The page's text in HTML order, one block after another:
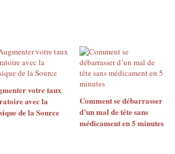
votre taux
avec la
de la Source
Comment se débarrasser
d’un mal de tête sans
médicament en 5 minutes